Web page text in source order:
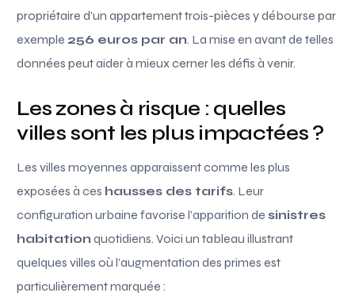
propriétaire d’un appartement trois-pièces y débourse par
exemple 256 euros par an. La mise en avant de telles
données peut aider à mieux cerner les défis à venir.
Les zones à risque : quelles
villes sont les plus impactées ?
Les villes moyennes apparaissent comme les plus
exposées à ces hausses des tarifs. Leur
configuration urbaine favorise l’apparition de sinistres
habitation quotidiens. Voici un tableau illustrant
quelques villes où l’augmentation des primes est
particulièrement marquée :